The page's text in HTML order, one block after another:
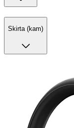
Skirta (kam)